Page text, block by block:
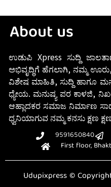
About us
ಉಡುಪಿ Xpress ಸುದ್ದಿ
ಅಭಿವೃದ್ಧಿಗೆ ಹೆಗಲಾಗಿ, ನಮ್ಮ
ವಿಶೇಷ ಮಾಹಿತಿ, ಸುದ್ದಿ ಹಾಗೂ
ಧ್ಯೇಯ. ಮನುಷ್ಯ ಪರ ಕಾಳಜಿ,
ಆಹ್ಲಾದಕರ ಸಮಾಜ ನಿರ್ಮಾಣ
ಧ್ವನಿಯಾಗುವ ನಮ್ಮ ಕನಸು ಕ್ಷಣ
9591650840
First floor,
Udupixpress ©